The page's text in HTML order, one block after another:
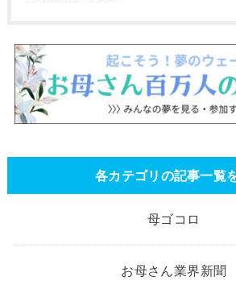
各カテゴリの記事一覧
母ゴコロ
お母さん業界新聞